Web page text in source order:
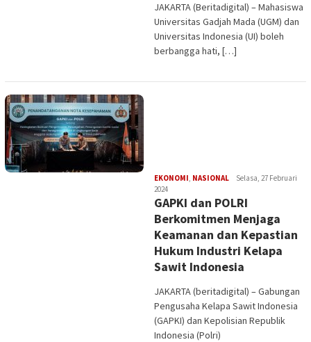
JAKARTA (Beritadigital) – Mahasiswa
Universitas Gadjah Mada (UGM) dan
Universitas Indonesia (UI) boleh
berbangga hati, […]
EKONOMI, NASIONALEdiSelasa, 27 Februari
2024
GAPKI dan POLRI
Berkomitmen Menjaga
Keamanan dan Kepastian
Hukum Industri Kelapa
Sawit Indonesia
JAKARTA (beritadigital) – Gabungan
Pengusaha Kelapa Sawit Indonesia
(GAPKI) dan Kepolisian Republik
Indonesia (Polri)